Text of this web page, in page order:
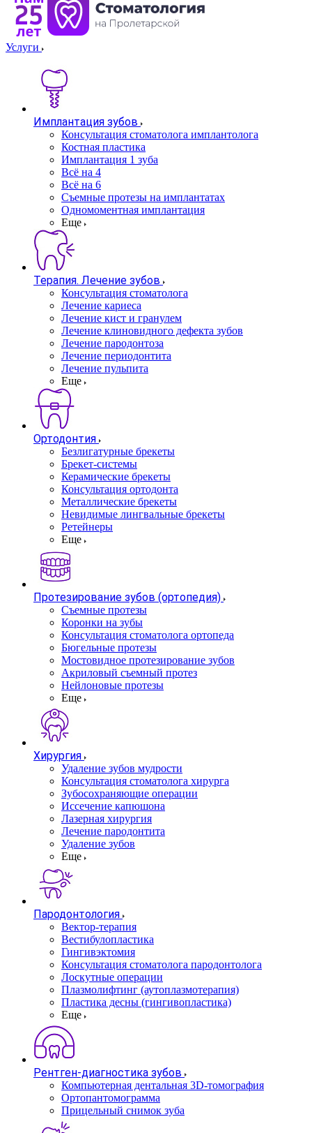
Услуги
Имплантация зубов
Консультация стоматолога имплантолога
Костная пластика
Имплантация 1 зуба
Всё на 4
Всё на 6
Съемные протезы на имплантатах
Одномоментная имплантация
Еще
Терапия. Лечение зубов
Консультация стоматолога
Лечение кариеса
Лечение кист и гранулем
Лечение клиновидного дефекта зубов
Лечение пародонтоза
Лечение периодонтита
Лечение пульпита
Еще
Ортодонтия
Безлигатурные брекеты
Брекет-системы
Керамические брекеты
Консультация ортодонта
Металлические брекеты
Невидимые лингвальные брекеты
Ретейнеры
Еще
Протезирование зубов (ортопедия)
Съемные протезы
Коронки на зубы
Консультация стоматолога ортопеда
Бюгельные протезы
Мостовидное протезирование зубов
Акриловый съемный протез
Нейлоновые протезы
Еще
Хирургия
Удаление зубов мудрости
Консультация стоматолога хирурга
Зубосохраняющие операции
Иссечение капюшона
Лазерная хирургия
Лечение пародонтита
Удаление зубов
Еще
Пародонтология
Вектор-терапия
Вестибулопластика
Гингивэктомия
Консультация стоматолога пародонтолога
Лоскутные операции
Плазмолифтинг (аутоплазмотерапия)
Пластика десны (гингивопластика)
Еще
Рентген-диагностика зубов
Компьютерная дентальная 3D-томография
Ортопантомограмма
Прицельный снимок зуба